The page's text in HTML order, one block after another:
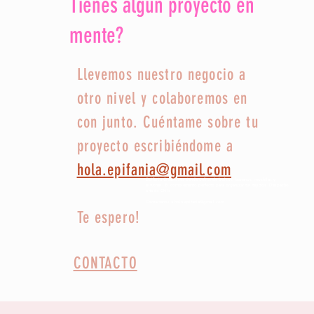
Tienes algún proyecto en
mente?
Llevemos nuestro negocio a
otro nivel y colaboremos en
con junto. Cuéntame sobre tu
proyecto escribiéndome a
hola.epifania@gmail.com
Te espero!
Epifania Creaciones tienda online de bolsos, bananos, mochilas y
CONTACTO